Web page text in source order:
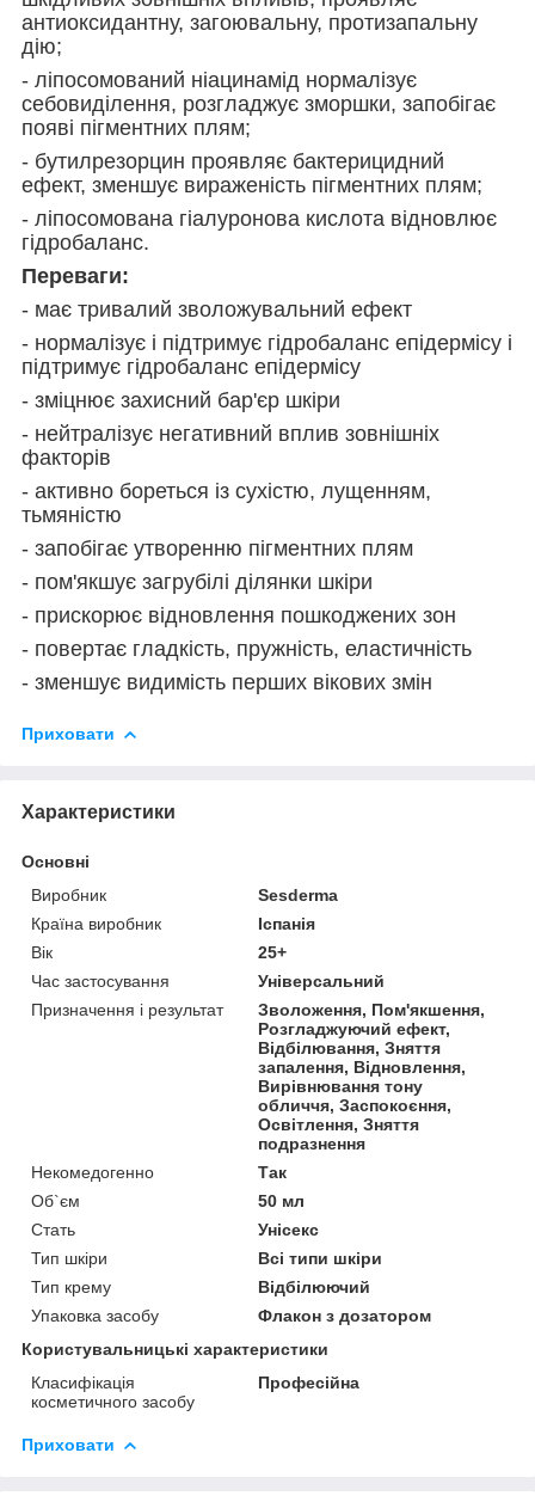
антиоксидантну, загоювальну, протизапальну
дію;
- ліпосомований ніацинамід нормалізує
себовиділення, розгладжує зморшки, запобігає
появі пігментних плям;
- бутилрезорцин проявляє бактерицидний
ефект, зменшує вираженість пігментних плям;
- ліпосомована гіалуронова кислота відновлює
гідробаланс.
Переваги:
- має тривалий зволожувальний ефект
- нормалізує і підтримує гідробаланс епідермісу і
підтримує гідробаланс епідермісу
- зміцнює захисний бар'єр шкіри
- нейтралізує негативний вплив зовнішніх
факторів
- активно бореться із сухістю, лущенням,
тьмяністю
- запобігає утворенню пігментних плям
- пом'якшує загрубілі ділянки шкіри
- прискорює відновлення пошкоджених зон
- повертає гладкість, пружність, еластичність
- зменшує видимість перших вікових змін
Приховати
Характеристики
Основні
Виробник
Sesderma
Країна виробник
Іспанія
Вік
25+
Час застосування
Універсальний
Призначення і результат
Зволоження, Пом'якшення,
Розгладжуючий ефект,
Відбілювання, Зняття
запалення, Відновлення,
Вирівнювання тону
обличчя, Заспокоєння,
Освітлення, Зняття
подразнення
Некомедогенно
Так
Об`єм
50 мл
Стать
Унісекс
Тип шкіри
Всі типи шкіри
Тип крему
Відбілюючий
Упаковка засобу
Флакон з дозатором
Користувальницькі характеристики
Класифікація
косметичного засобу
Професійна
Приховати